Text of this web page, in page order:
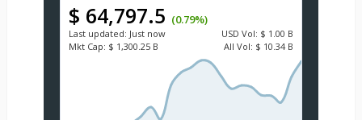
$ 64,797.5 (0.79%)
Last updated: Just now USD Vol: $ 1.00 B
Mkt Cap: $ 1,300.25 B All Vol: $ 10.34 B